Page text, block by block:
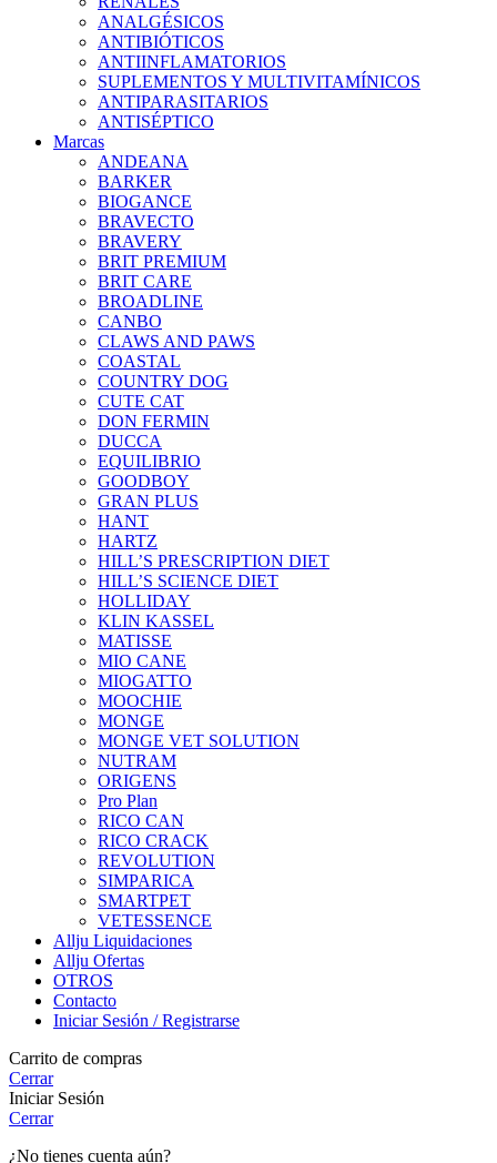
ANALGÉSICOS
ANTIBIÓTICOS
ANTIINFLAMATORIOS
SUPLEMENTOS Y MULTIVITAMÍNICOS
ANTIPARASITARIOS
ANTISÉPTICO
Marcas
ANDEANA
BARKER
BIOGANCE
BRAVECTO
BRAVERY
BRIT PREMIUM
BRIT CARE
BROADLINE
CANBO
CLAWS AND PAWS
COASTAL
COUNTRY DOG
CUTE CAT
DON FERMIN
DUCCA
EQUILIBRIO
GOODBOY
GRAN PLUS
HANT
HARTZ
HILL’S PRESCRIPTION DIET
HILL’S SCIENCE DIET
HOLLIDAY
KLIN KASSEL
MATISSE
MIO CANE
MIOGATTO
MOOCHIE
MONGE
MONGE VET SOLUTION
NUTRAM
ORIGENS
Pro Plan
RICO CAN
RICO CRACK
REVOLUTION
SIMPARICA
SMARTPET
VETESSENCE
Allju Liquidaciones
Allju Ofertas
OTROS
Contacto
Iniciar Sesión / Registrarse
Carrito de compras
Cerrar
Iniciar Sesión
Cerrar
¿No tienes cuenta aún?